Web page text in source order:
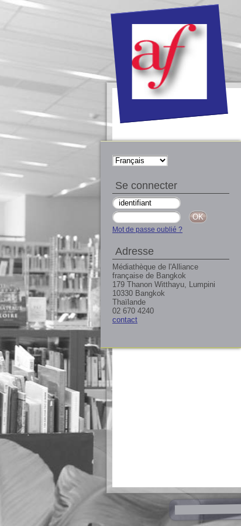
Se connecter
Mot de passe oublié ?
Adresse
Médiathèque de l'Alliance
française de Bangkok
179 Thanon Witthayu, Lumpini
10330 Bangkok
Thaïlande
02 670 4240
contact